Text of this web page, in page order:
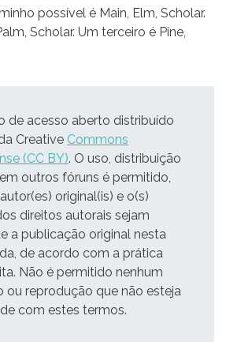
possível é Main, Elm, Scholar.
Scholar. Um terceiro é Pine,
de acesso aberto distribuído
Creative Commons
(CC BY). O uso, distribuição
outros fóruns é permitido,
original(is) e o(s)
direitos autorais sejam
a publicação original nesta
de acordo com a prática
Não é permitido nenhum
ou reprodução que não esteja
com estes termos.